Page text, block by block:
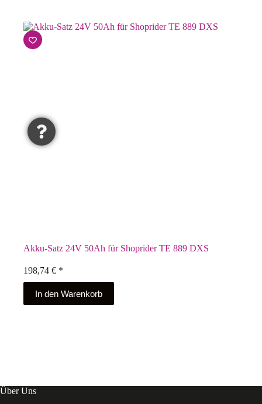
Akku-Satz 24V 50Ah für Shoprider TE 889 DXS
198,74 € *
In den Warenkorb
Über Uns